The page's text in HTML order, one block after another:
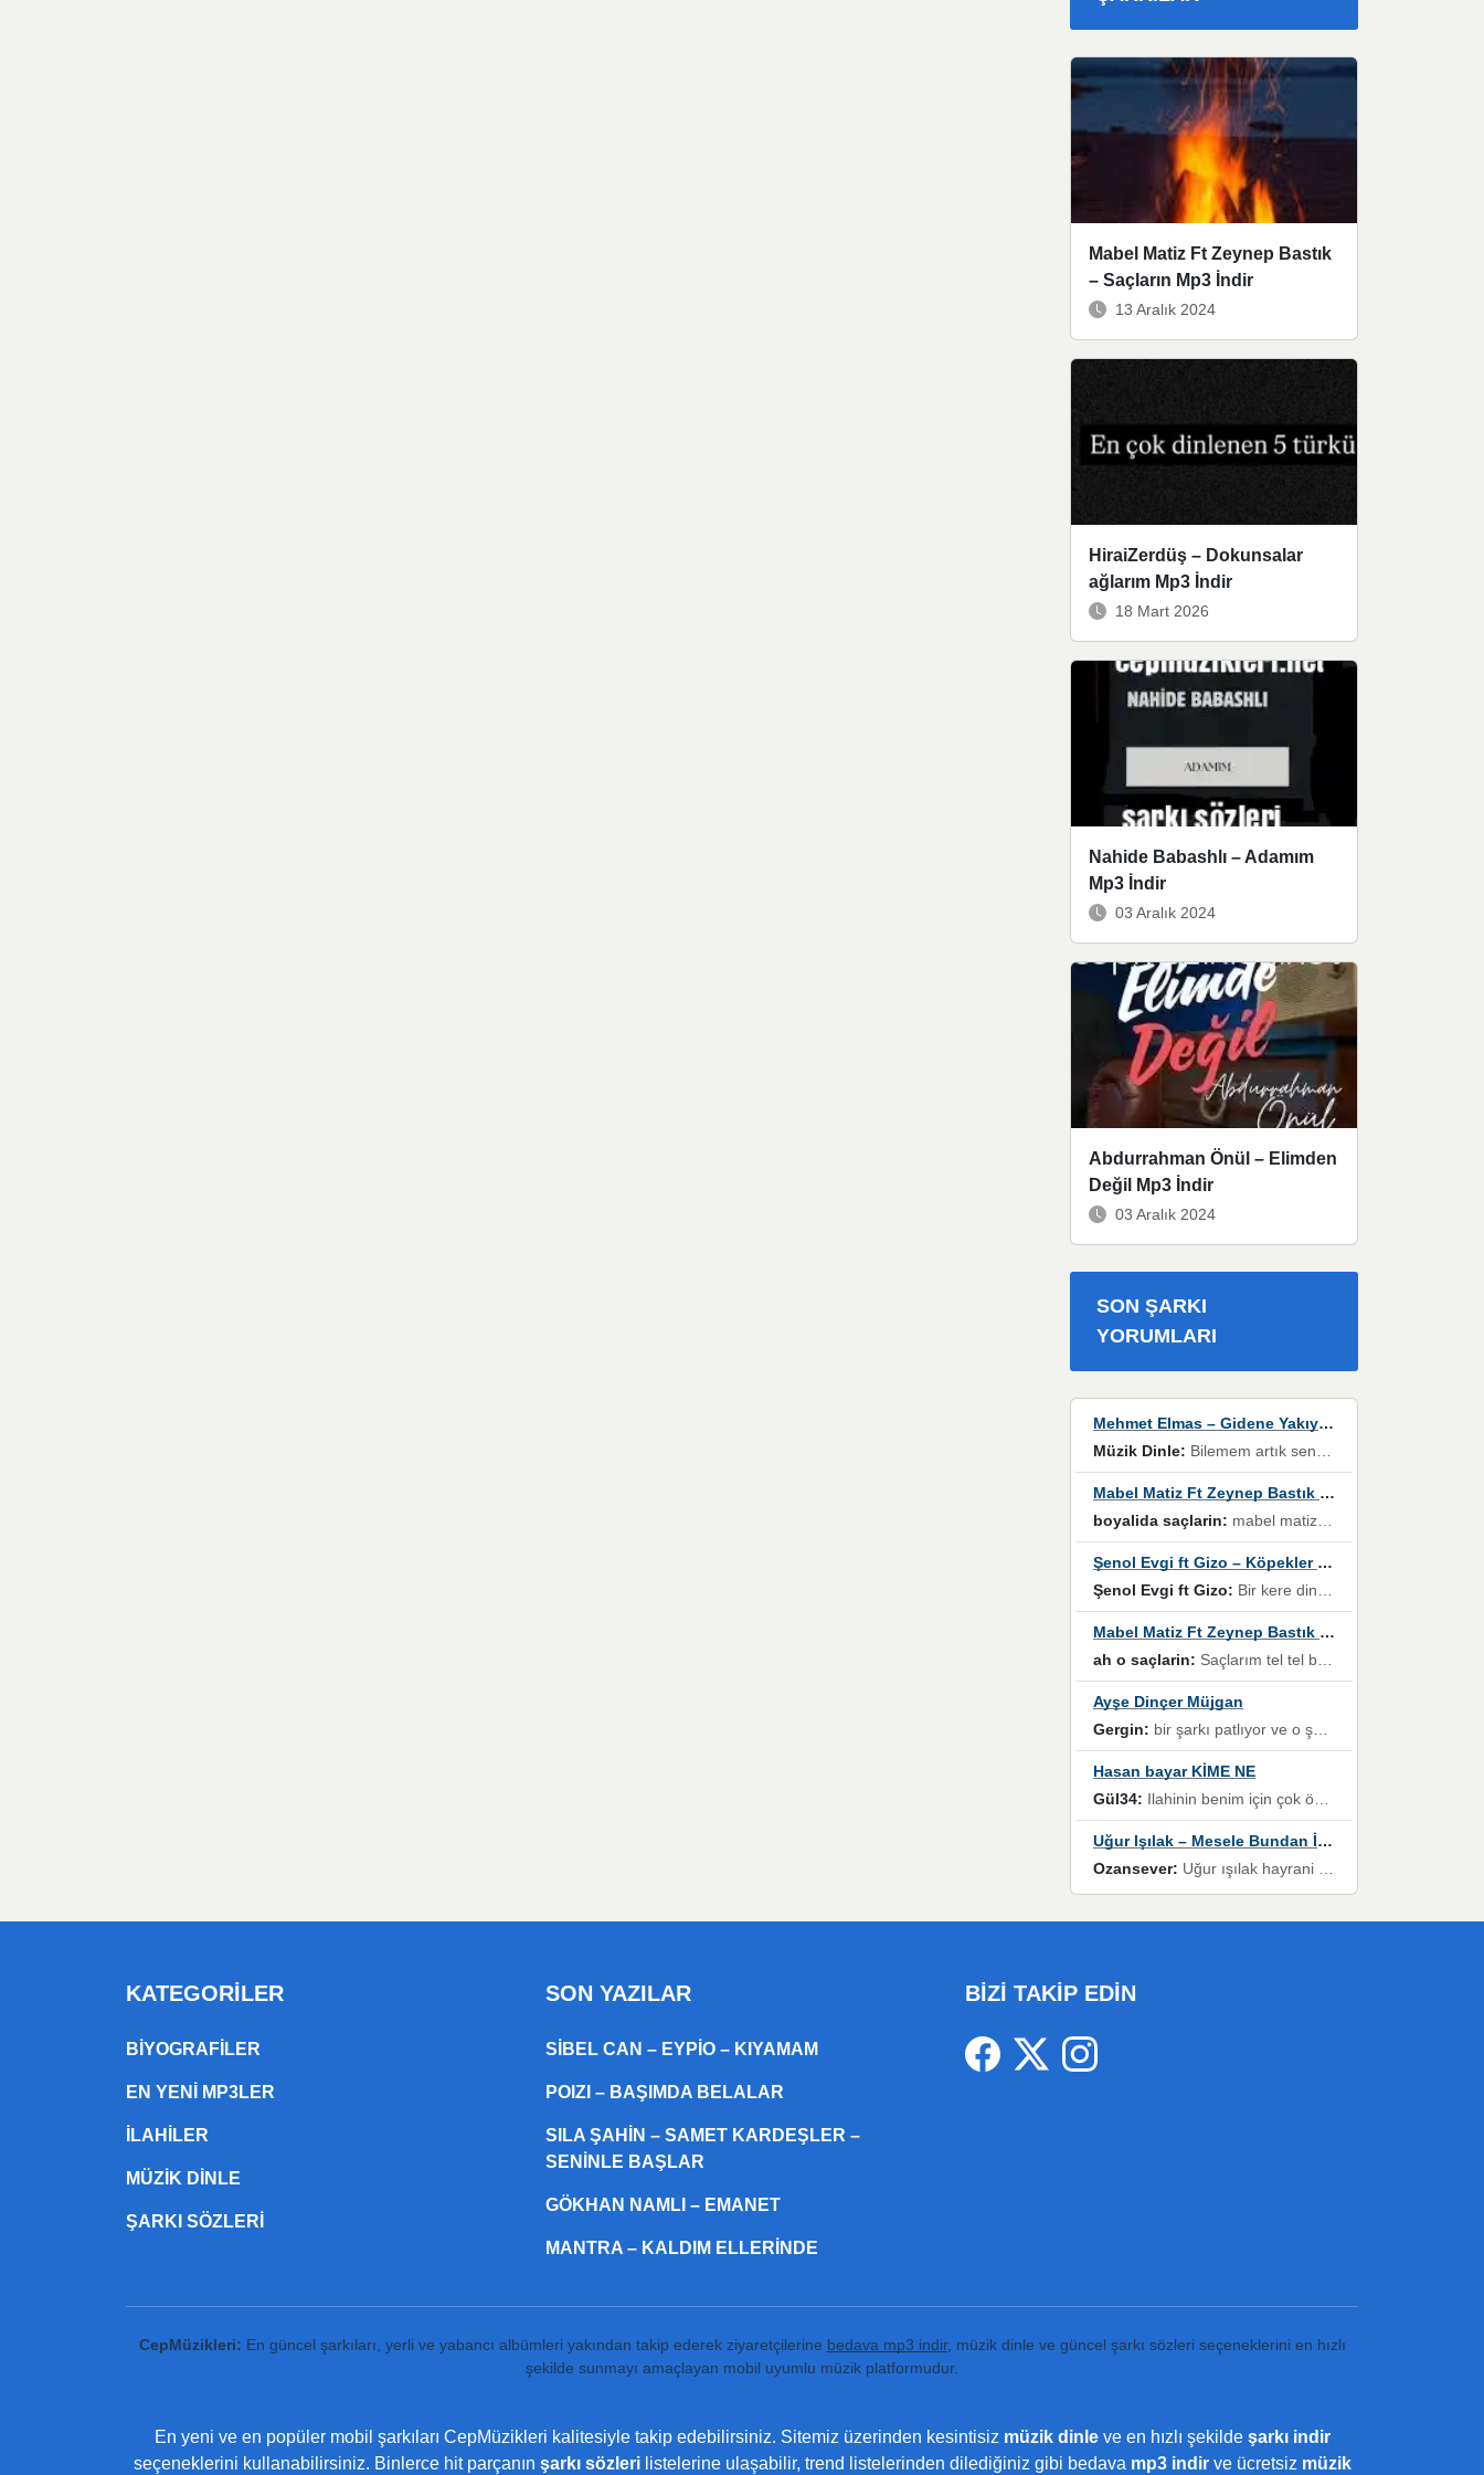
Mabel Matiz Ft Zeynep Bastık
– Saçların Mp3 İndir
13 Aralık 2024
HiraiZerdüş – Dokunsalar
ağlarım Mp3 İndir
18 Mart 2026
Nahide Babashlı – Adamım
Mp3 İndir
03 Aralık 2024
Abdurrahman Önül – Elimden
Değil Mp3 İndir
03 Aralık 2024
SON ŞARKI
YORUMLARI
Mehmet Elmas – Gidene Yakıyorum
Müzik Dinle: Bilemem artık senden bir şans daha / Düştüğün zaman ben olmayacağım yanında” dizeleri, artık geçmişin tekrarına izin verilmeyeceğini, kişisel sınırların çizildiğini gösteriyor.
Mabel Matiz Ft Zeynep Bastık – Saçların
boyalida saçlarin: mabel matiz'in maya albümünde yer alan güzellerden. parça da şarkı hani! müzikal altyapısına vurulduğum, sözlerinde kaybolduğum bir parça olmuş.
Şenol Evgi ft Gizo – Köpekler Tanımadıklarına havlar
Şenol Evgi ft Gizo: Bir kere dinlememe rağmen kulaklardan gitmiyor sen sen sen sen kurban ol sen sen sen sen hayran ol yükses ses müzik dinleme sebebisiniz canlar bomba gibi patladınız maşallah
Mabel Matiz Ft Zeynep Bastık – Saçların
ah o saçlarin: Saçlarım tel tel beyazlıyor beyazlagına degil yanımda sen yoksun ona üzülüyorum günler bir bir geçiyor geçen günlere değil sensiz geçen günlere darılıyorum,Dinledikce asla kavusamayacagim ama asla unutamicagim sevdiğim adam için yanar içim
Ayşe Dinçer Müjgan
Gergin: bir şarkı patlıyor ve o şarkıyı millet her paylaşımın altına koyuyor ve öyle bir durum hal alıyor ki şarkıyı dinlemeden şarkıdan bikıyorsun Ama bu enteresan bir şekilde dillere dolanıyor millet olarak seviyoruz dertlerle boğuşurken bir yandan da göbek atmayi))) diyeceklerim bu kadar güzel hoş bir sayfa emeğinize sağlık arkadaşlar kolay gelsin
Hasan bayar KİME NE
Gül34: Ilahinin benim için çok özel bir yeri var İlk çıktığında komşum ne kadar yüksek sesle dinliyorsa orada duymuştum ve YouTube'dan aratıp Bu ilahiyi bulmuştum ve sonra müdavimi oldum günlük Ben de 3-5 kere dinleyip ezberleyip artık ilahiye bende eşlik ediyorum yüksek sesle Allah razı olsun hizmet nimettir Rabbim sizin zahmetlerinize de hayırlı nimetler versin Selam ve dua ile Allah'a emanet olun
Uğur Işılak – Mesele Bundan İbaret
Ozansever: Uğur ışılak hayrani olarak eski yeni tüm eserlerini keyifle huzurla dinleyenlerden birisiyim, emeğine saygı duyan gönül veren bunu en güzel şekilde sevenlerine ulaştıran siz değerli sayfa yöneticilerine de teşekkür ederim
KATEGORILER
BIYOGRAFILER
EN YENI MP3LER
ILAHILER
MÜZIK DINLE
ŞARKI SÖZLERI
SON YAZILAR
SIBEL CAN – EYPIO – KIYAMAM
POIZI – BAŞIMDA BELALAR
SILA ŞAHIN – SAMET KARDEŞLER –
SENINLE BAŞLAR
GÖKHAN NAMLI – EMANET
MANTRA – KALDIM ELLERINDE
BİZİ TAKİP EDİN
CepMüzikleri: En güncel şarkıları, yerli ve yabancı albümleri yakından takip ederek ziyaretçilerine bedava mp3 indir, müzik dinle ve güncel şarkı sözleri seçeneklerini en hızlı
şekilde sunmayı amaçlayan mobil uyumlu müzik platformudur.
En yeni ve en popüler mobil şarkıları CepMüzikleri kalitesiyle takip edebilirsiniz. Sitemiz üzerinden kesintisiz müzik dinleve en hızlı şekilde şarkı indir
seçeneklerini kullanabilirsiniz. Binlerce hit parçanın şarkı sözlerilistelerine ulaşabilir, trend listelerinden dilediğiniz gibi bedava mp3 indirve ücretsiz müzik